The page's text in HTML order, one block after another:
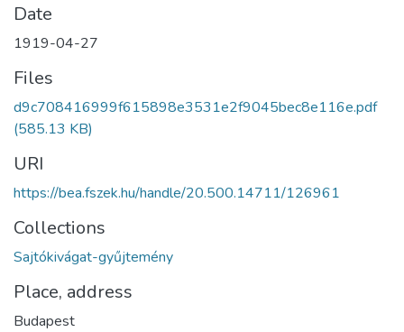
Date
1919-04-27
Files
d9c708416999f615898e3531e2f9045bec8e116e.pdf
(585.13 KB)
URI
https://bea.fszek.hu/handle/20.500.14711/126961
Collections
Sajtókivágat-gyűjtemény
Place, address
Budapest